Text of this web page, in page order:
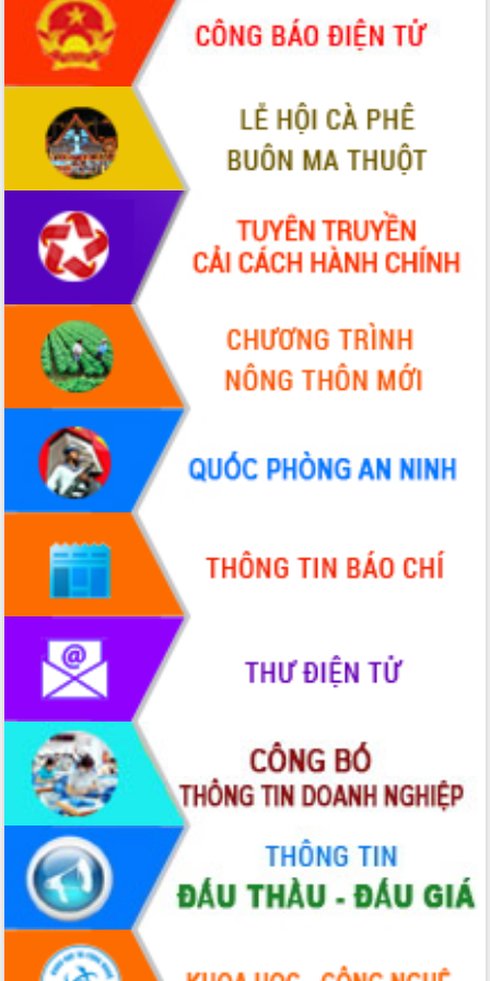
món ăn từ sầu riêng
Đắk Lắk công bố Quy hoạch và xúc
tiến đầu tư tỉnh
Ngành cá ngừ Đắk Lắk chủ động thích
ứng để giữ vững thị trường xuất khẩu
Diễn đàn Kinh tế tư nhân Việt Nam đột
phá cơ chế - Hợp tác công tư
Đề án 06 tạo bước ngoặt đột phá trong
cải cách hành chính tỉnh Đắk Lắk
Kết nối tour, đẩy mạnh chuyển đổi số
để phát triển du lịch Đắk Lắk
Khởi động Dự án Đầu tư xây dựng hạ
tầng kỹ thuật Cụm công nghiệp Tân
Gặp mặt các cơ quan báo chí nhân Kỷ
niệm 101 năm Ngày Báo chí Cách
mạng Việt Nam
Đắk Lắk sơ kết 4 năm triển khai thực
hiện Đề án 06 của Chính phủ
Họp báo thông tin về Hội nghị Công bố
Quy hoạch và Xúc tiến đầu tư tỉnh Đắk
Lắk
Khơi thông điểm nghẽn, đẩy nhanh
giải ngân vốn khắc phục thiên tai
HĐND tỉnh thông qua điều chỉnh Quy
hoạch tỉnh thời kỳ 2021-2030
Hội thảo góp ý hồ sơ điều chỉnh quy
hoạch tỉnh Đắk Lắk thời kỳ 2021-2030,
tầm nhìn đến năm 2050
Nâng cao hiệu quả hoạt động của các
doanh nghiệp nhà nước
Hội nghị triển khai kết nối mạng
truyền số liệu chuyên dùng phục vụ cơ
quan Đảng, Nhà nước
Lễ phát động chuỗi hoạt động chung
tay làm sạch môi trường
Xã Ea Kar bước chuyển mình trong
công tác cải cách hành chính mô hình
mới
UBND tỉnh họp báo định kỳ tháng 4
năm 2026